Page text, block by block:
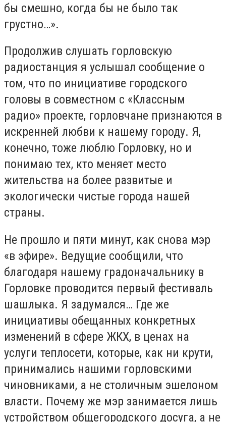
бы смешно, когда бы не было так
грустно…».
Продолжив слушать горловскую
радиостанция я услышал сообщение о
том, что по инициативе городского
головы в совместном с «Классным
радио» проекте, горловчане признаются в
искренней любви к нашему городу. Я,
конечно, тоже люблю Горловку, но и
понимаю тех, кто меняет место
жительства на более развитые и
экологически чистые города нашей
страны.
Не прошло и пяти минут, как снова мэр
«в эфире». Ведущие сообщили, что
благодаря нашему градоначальнику в
Горловке проводится первый фестиваль
шашлыка. Я задумался… Где же
инициативы обещанных конкретных
изменений в сфере ЖКХ, в ценах на
услуги теплосети, которые, как ни крути,
принимались нашими горловскими
чиновниками, а не столичным эшелоном
власти. Почему же мэр занимается лишь
устройством общегородского досуга, а не